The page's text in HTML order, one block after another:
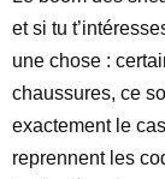
et si tu
une chose :
chaussures, ce
exactement le
reprennent les